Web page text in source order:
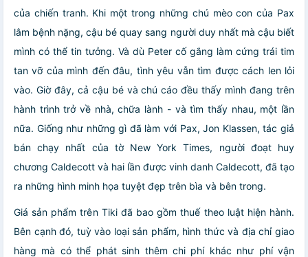
của chiến tranh. Khi một trong những chú mèo con của Pax
lâm bệnh nặng, cậu bé quay sang người duy nhất mà cậu biết
mình có thể tin tưởng. Và dù Peter cố gắng làm cứng trái tim
tan vỡ của mình đến đâu, tình yêu vẫn tìm được cách len lỏi
vào. Giờ đây, cả cậu bé và chú cáo đều thấy mình đang trên
hành trình trở về nhà, chữa lành - và tìm thấy nhau, một lần
nữa. Giống như những gì đã làm với Pax, Jon Klassen, tác giả
bán chạy nhất của tờ New York Times, người đoạt huy
chương Caldecott và hai lần được vinh danh Caldecott, đã tạo
ra những hình minh họa tuyệt đẹp trên bìa và bên trong.
Giá sản phẩm trên Tiki đã bao gồm thuế theo luật hiện hành.
Bên cạnh đó, tuỳ vào loại sản phẩm, hình thức và địa chỉ giao
hàng mà có thể phát sinh thêm chi phí khác như phí vận